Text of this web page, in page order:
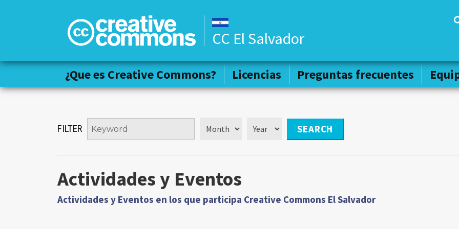
CC El Salvador
¿Que es Creative Commons? Licencias Preguntas frecuentes
¿Que es Creative Commons? Licencias Preguntas frecuentes
FILTER
Actividades y Eventos
Actividades y Eventos en los que participa Creative Commons El Salvador